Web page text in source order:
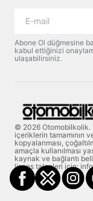
Abone Ol düğmesine
kabul ettiğinizi
ulaşabilirsiniz.
© 2026 Otomobilkolik.
içeriklerin tamamının
kopyalanması,
amaçla kullanılması
kaynak ve bağlantı
lisans talepleri için: